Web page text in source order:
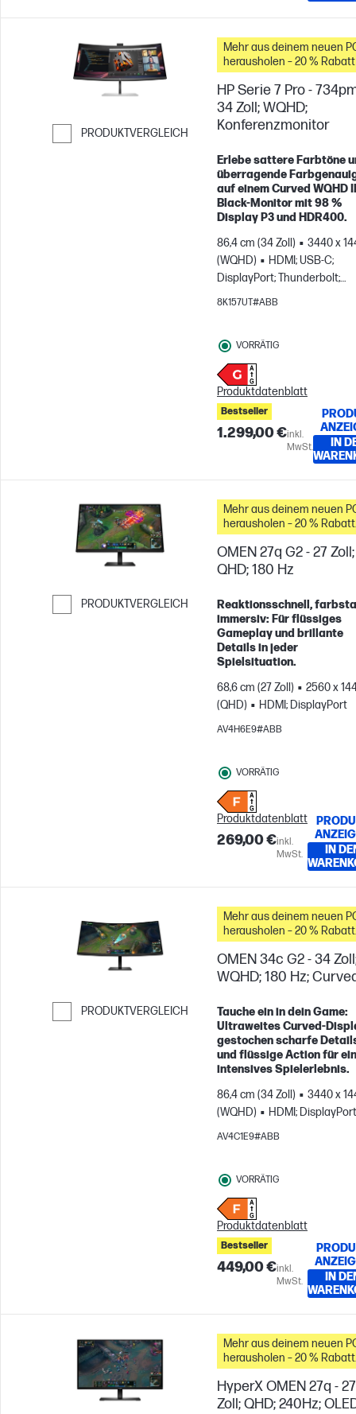
PRODUKTVERGLEICH
Weiter zum Vergleichen
Mehr aus deinem neuen
herausholen – 20 %
Zubehör
HP Serie 7 Pro -
34 Zoll; WQHD;
Konferenzmonitor
Erlebe sattere Farbtöne
überragende
auf einem Curved WQHD
Black-Monitor mit 98 %
Display P3 und HDR400.
86,4 cm (34 Zoll)
3440 x
(WQHD)
HDMI; USB-C;
DisplayPort; Thunderbolt;
DisplayPort out
8K157UT#ABB
VORRÄTIG
Produktdatenblatt
Bestseller
1.299,00 €inkl.
MwSt.
IN
PRODUKTVERGLEICH
Weiter zum Vergleichen
Mehr aus deinem neuen
herausholen – 20 % Rabatt
auf Zubehör
OMEN 27q G2 - 27 Zoll;
QHD; 180 Hz
Reaktionsschnell,
immersiv: Für flüssiges
Gameplay und brillante
Details in jeder
Spielsituation.
68,6 cm (27 Zoll)
2560 x
(QHD)
HDMI; DisplayPort
AV4H6E9#ABB
VORRÄTIG
Produktdatenblatt
269,00 €inkl.
MwSt.
IN
PRODUKTVERGLEICH
Weiter zum Vergleichen
Mehr aus deinem neuen
herausholen – 20 % Rabatt
auf Zubehör
OMEN 34c G2 - 34
WQHD; 180 Hz;
Tauche ein in dein Game:
Ultraweites Curved-
gestochen scharfe
und flüssige Action für ein
intensives Spielerlebnis.
86,4 cm (34 Zoll)
3440 x
(WQHD)
HDMI; DisplayPort
AV4C1E9#ABB
VORRÄTIG
Produktdatenblatt
Bestseller
449,00 €inkl.
MwSt.
IN
Mehr aus deinem neuen
herausholen – 20 % Rabatt
auf Zubehör
HyperX OMEN 27q - 27
Zoll; QHD; 240Hz;